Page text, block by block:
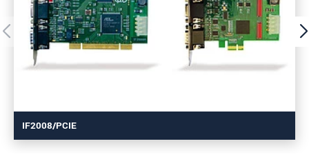
IF2008/PCIE